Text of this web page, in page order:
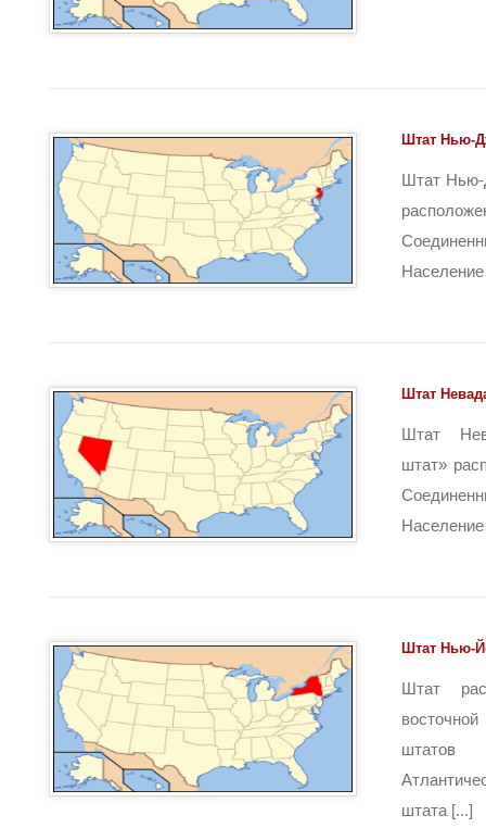
Штат Нью-
Штат Нью-
Штат
Штат
штат»
Штат Нью-
Штат
штатов
штата [...]